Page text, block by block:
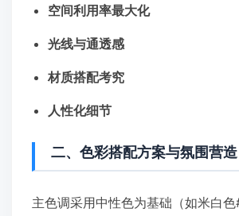
空间利用率最大化
光线与通透感
材质搭配考究
人性化细节
二、色彩搭配方案与氛围营造
主色调采用中性色为基础（如米白